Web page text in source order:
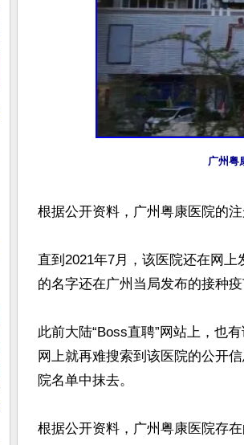
广州粤
根据公开资料，广州粤康医院的
直到2021年7月，该医院还在网
的名字还在广州当局发布的接种疫
此前大陆“Boss直聘”网站上，也
网上就再难搜索到该医院的公开
院名单中抹去。
根据公开资料，广州粤康医院存